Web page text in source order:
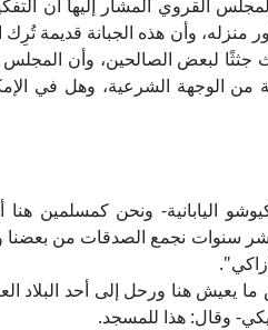
القروي المشار إليها أن
منزله، وأن هذه الجبانة قديمة
جثثًا لبعض الصالحين، وأن
من الوجهة الشرعية، وهل في
اليابانية- ونحن كمسلمين
سنوات نجمع الصدقات من بعضنا
عام 2009م كان شخص ما يعيش هنا ورحل إلى أحد